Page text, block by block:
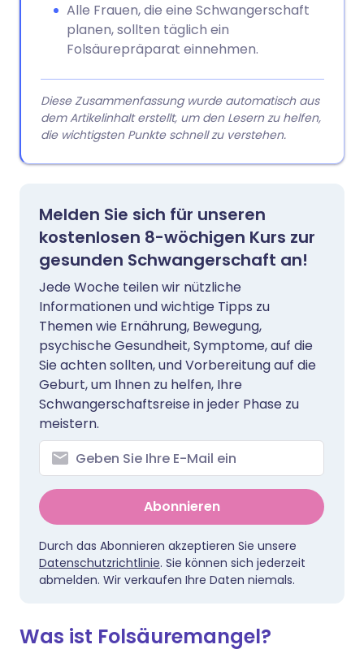
Alle Frauen, die eine Schwangerschaft
planen, sollten täglich ein
Folsäurepräparat einnehmen.
Diese Zusammenfassung wurde automatisch aus
dem Artikelinhalt erstellt, um den Lesern zu helfen,
die wichtigsten Punkte schnell zu verstehen.
Melden Sie sich für unseren
kostenlosen 8-wöchigen Kurs zur
gesunden Schwangerschaft an!
Jede Woche teilen wir nützliche
Informationen und wichtige Tipps zu
Themen wie Ernährung, Bewegung,
psychische Gesundheit, Symptome, auf die
Sie achten sollten, und Vorbereitung auf die
Geburt, um Ihnen zu helfen, Ihre
Schwangerschaftsreise in jeder Phase zu
meistern.
Abonnieren
Durch das Abonnieren akzeptieren Sie unsere
Datenschutzrichtlinie. Sie können sich jederzeit
abmelden. Wir verkaufen Ihre Daten niemals.
Was ist Folsäuremangel?